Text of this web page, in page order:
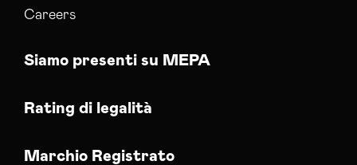
Careers
Siamo presenti su MEPA
Rating di legalità
Marchio Registrato